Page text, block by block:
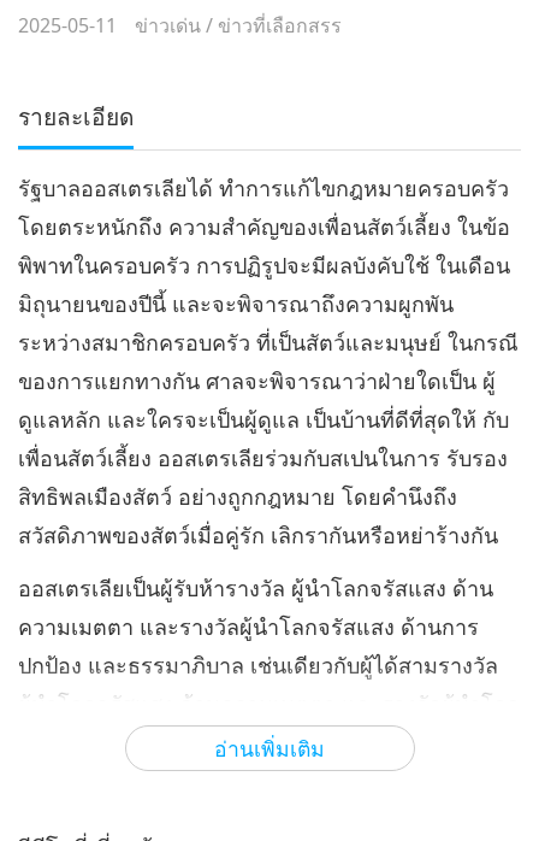
2025-05-11 ข่าวเด่น/ ข่าวที่เลือกสรร
รายละเอียด
อ่านเพิ่มเติม
รัฐบาลออสเตรเลียได้ ทำการแก้ไขกฎหมายครอบครัว
โดยตระหนักถึง ความสำคัญของเพื่อนสัตว์เลี้ยง ในข้อ
พิพาทในครอบครัว การปฏิรูปจะมีผลบังคับใช้ ในเดือน
มิถุนายนของปีนี้ และจะพิจารณาถึงความผูกพัน
ระหว่างสมาชิกครอบครัว ที่เป็นสัตว์และมนุษย์ ในกรณี
ของการแยกทางกัน ศาลจะพิจารณาว่าฝ่ายใดเป็น ผู้
ดูแลหลัก และใครจะเป็นผู้ดูแล เป็นบ้านที่ดีที่สุดให้ กับ
เพื่อนสัตว์เลี้ยง ออสเตรเลียร่วมกับสเปนในการ รับรอง
สิทธิพลเมืองสัตว์ อย่างถูกกฎหมาย โดยคำนึงถึง
สวัสดิภาพของสัตว์เมื่อคู่รัก เลิกรากันหรือหย่าร้างกัน
ออสเตรเลียเป็นผู้รับห้ารางวัล ผู้นำโลกจรัสแสง ด้าน
ความเมตตา และรางวัลผู้นำโลกจรัสแสง ด้านการ
ปกป้อง และธรรมาภิบาล เช่นเดียวกับผู้ได้สามรางวัล
ผู้นำโลกจรัสแสง ด้านความเมตตา และรางวัลผู้นำโลก
จรัสแสง ด้านการดูแล ธรรมาภิบาล ผู้พิทักษ์สุขภาพ
และค่านิยมทางศีลธรรมสูง
เราขอขอบพระคุณออสเตรเลียจาก ใจจริงสำหรับ